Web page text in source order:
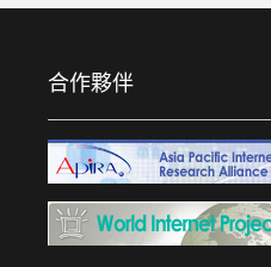
合作夥伴